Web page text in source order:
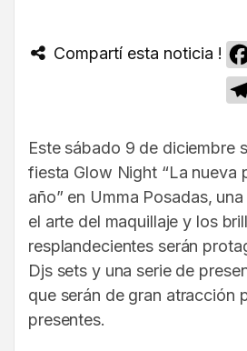
Compartí esta noticia !
Este sábado 9 de diciembre
fiesta Glow Night “La nueva
año” en Umma Posadas,
el arte del maquillaje y los
resplandecientes serán
Djs sets y una serie de
que serán de gran atracción
presentes.